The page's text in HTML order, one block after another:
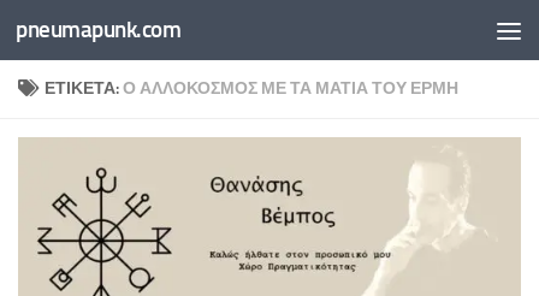
Skip to content
pneumapunk.com
ΕΤΙΚΈΤΑ:Ο ΑΛΛΌΚΟΣΜΟΣ ΜΕ ΤΑ ΜΆΤΙΑ ΤΟΥ ΕΡΜΉ